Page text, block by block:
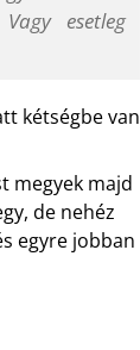
esetleg
kétségbe van
megyek majd
de nehéz
egyre jobban